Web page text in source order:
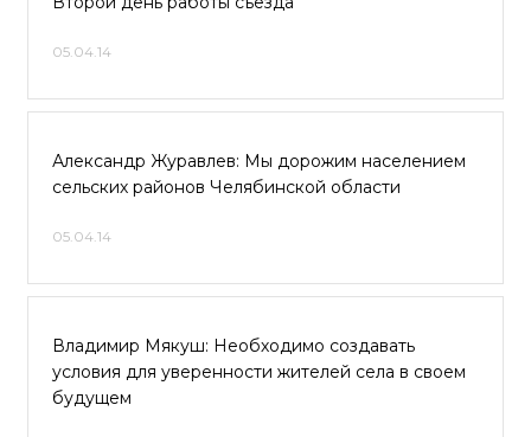
05.04.14
Александр Журавлев: Мы дорожим населением
сельских районов Челябинской области
05.04.14
Владимир Мякуш: Необходимо создавать
условия для уверенности жителей села в своем
будущем